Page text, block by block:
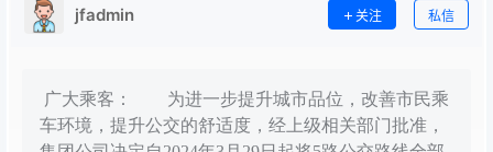
jfadmin 关注 私信
广大乘客： 为进一步提升城市品位，改善市民乘
车环境，提升公交的舒适度，经上级相关部门批准，